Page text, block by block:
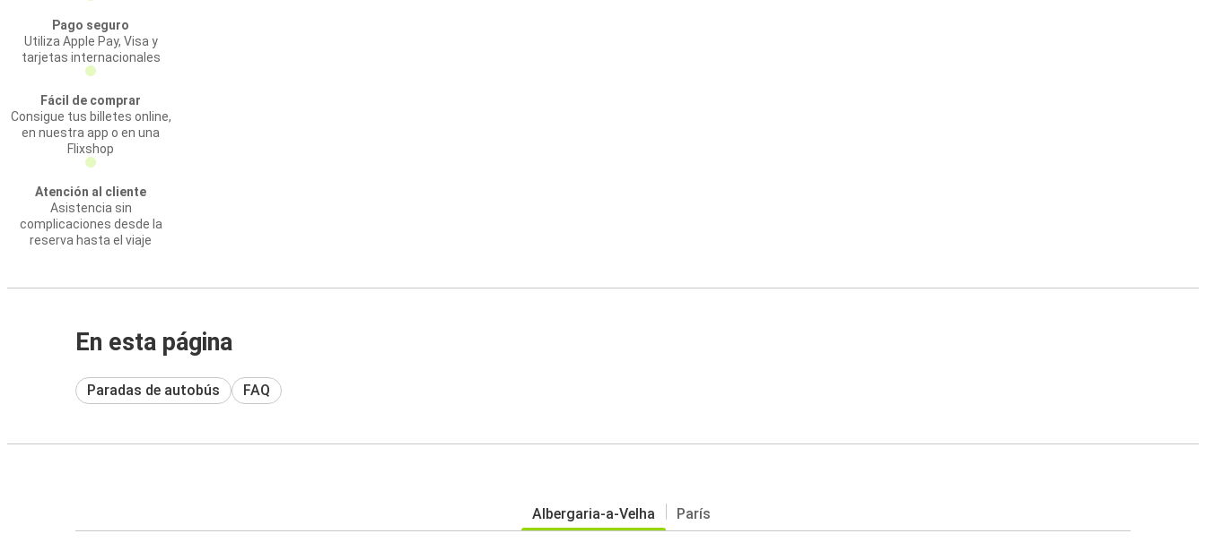
Pago seguro
Utiliza Apple Pay, Visa y
tarjetas internacionales
Fácil de comprar
Consigue tus billetes online,
en nuestra app o en una
Flixshop
Atención al cliente
Asistencia sin
complicaciones desde la
reserva hasta el viaje
En esta página
Paradas de autobús FAQ
Albergaria-a-Velha París